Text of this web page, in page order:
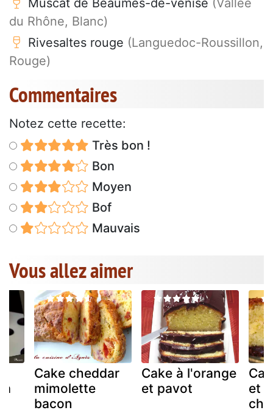
Muscat de Beaumes-de-venise (Vallée
du Rhône, Blanc)
Rivesaltes rouge (Languedoc-Roussillon,
Rouge)
Commentaires
Notez cette recette:
Très bon !
Bon
Moyen
Bof
Mauvais
Vous allez aimer
à
Cake cheddar
mimolette
bacon
Cake à l'orange
et pavot
et